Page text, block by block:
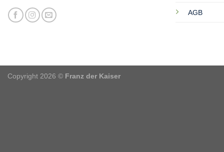
AGB
Copyright 2026 © Franz der Kaiser